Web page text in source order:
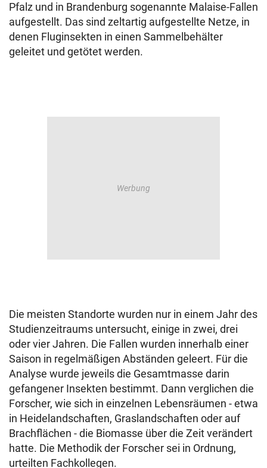
Pfalz und in Brandenburg sogenannte Malaise-Fallen
aufgestellt. Das sind zeltartig aufgestellte Netze, in
denen Fluginsekten in einen Sammelbehälter
geleitet und getötet werden.
Die meisten Standorte wurden nur in einem Jahr des
Studienzeitraums untersucht, einige in zwei, drei
oder vier Jahren. Die Fallen wurden innerhalb einer
Saison in regelmäßigen Abständen geleert. Für die
Analyse wurde jeweils die Gesamtmasse darin
gefangener Insekten bestimmt. Dann verglichen die
Forscher, wie sich in einzelnen Lebensräumen - etwa
in Heidelandschaften, Graslandschaften oder auf
Brachflächen - die Biomasse über die Zeit verändert
hatte. Die Methodik der Forscher sei in Ordnung,
urteilten Fachkollegen.